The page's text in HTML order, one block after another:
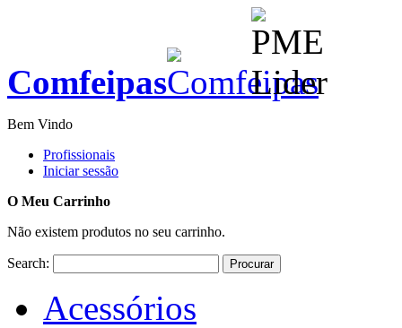
Comfeipas
Bem Vindo
Profissionais
Iniciar sessão
O Meu Carrinho
Não existem produtos no seu carrinho.
Search: Procurar
Acessórios